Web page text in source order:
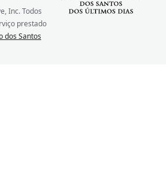
Inc. Todos
prestado
dos Santos